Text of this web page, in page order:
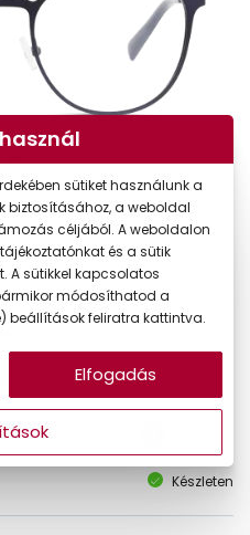
vonatkozik.
Készleten
sütiket használunk a
biztosításához, a weboldal
céljából. A weboldalon
és a sütik
A sütikkel kapcsolatos
módosíthatod a
beállítások feliratra kattintva.
Elfogadás